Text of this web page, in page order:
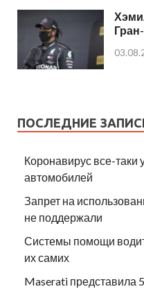
ПОСЛЕДНИЕ
Коронавирус все-таки
автомобилей
Запрет на
не поддержали
Системы помощи
их самих
Maserati представила